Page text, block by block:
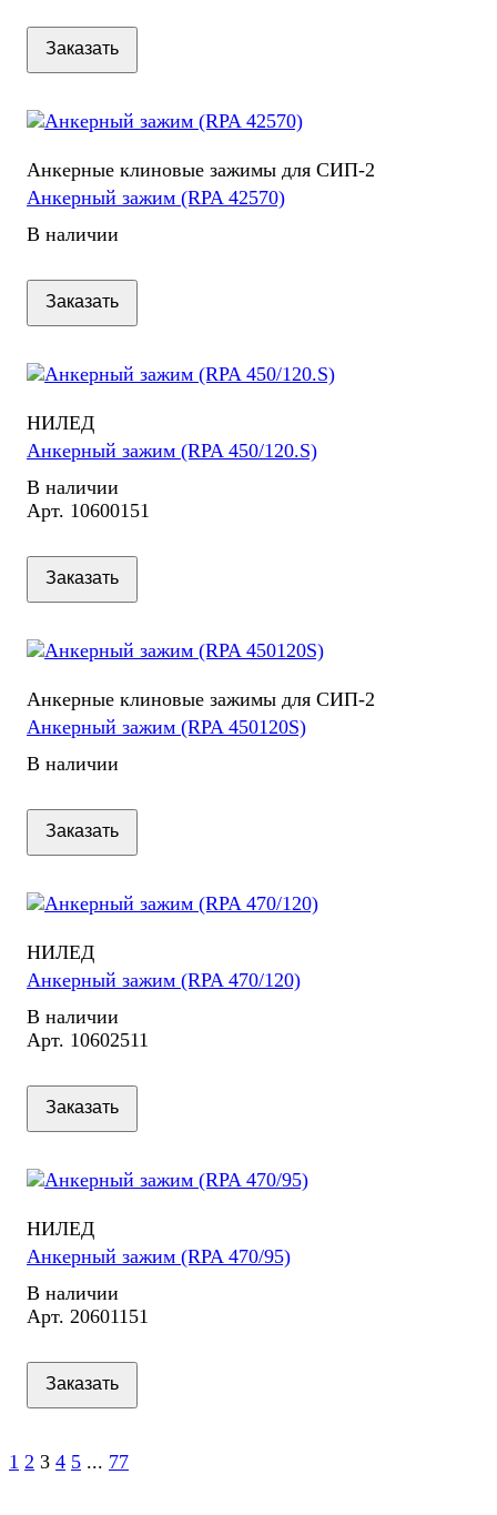
Заказать
Анкерные клиновые зажимы для СИП-2
Анкерный зажим (RPA 42570)
В наличии
Заказать
НИЛЕД
Анкерный зажим (RPA 450/120.S)
В наличии
Арт. 10600151
Заказать
Анкерные клиновые зажимы для СИП-2
Анкерный зажим (RPA 450120S)
В наличии
Заказать
НИЛЕД
Анкерный зажим (RPA 470/120)
В наличии
Арт. 10602511
Заказать
НИЛЕД
Анкерный зажим (RPA 470/95)
В наличии
Арт. 20601151
Заказать
1 2 3 4 5 ... 77